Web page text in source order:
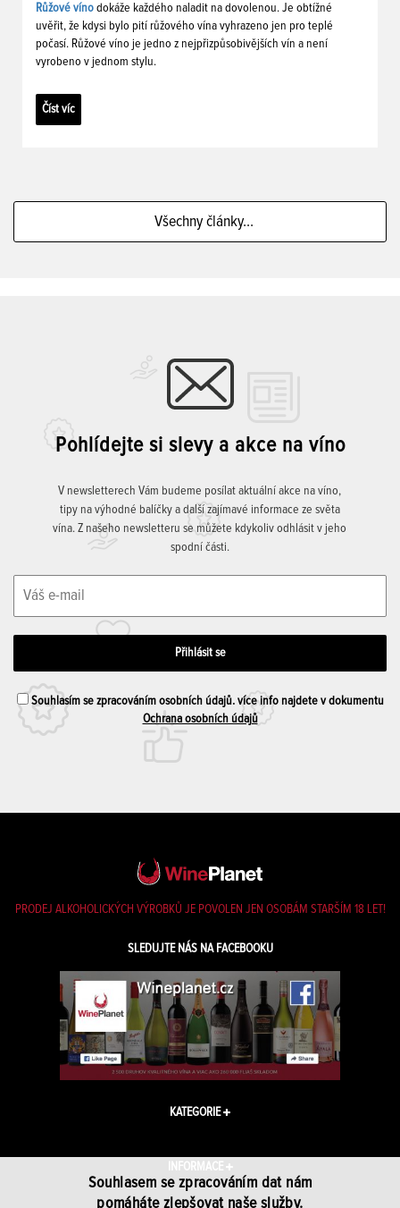
Růžové víno dokáže každého naladit na dovolenou. Je obtížné
uvěřit, že kdysi bylo pití růžového vína vyhrazeno jen pro teplé
počasí. Růžové víno je jedno z nejpřizpůsobivějších vín a není
vyrobeno v jednom stylu.
Číst víc
Všechny články...
Pohlídejte si slevy a akce na víno
V newsletterech Vám budeme posílat aktuální akce na víno,
tipy na výhodné balíčky a další zajímavé informace ze světa
vína. Z našeho newsletteru se můžete kdykoliv odhlásit v jeho
spodní části.
Souhlasím se zpracováním osobních údajů. více info najdete v dokumentu
Ochrana osobních údajů
PRODEJ ALKOHOLICKÝCH VÝROBKŮ JE POVOLEN JEN OSOBÁM STARŠÍM 18 LET!
SLEDUJTE NÁS NA FACEBOOKU
KATEGORIE
INFORMACE
Souhlasem se zpracováním dat nám
pomáháte zlepšovat naše služby.